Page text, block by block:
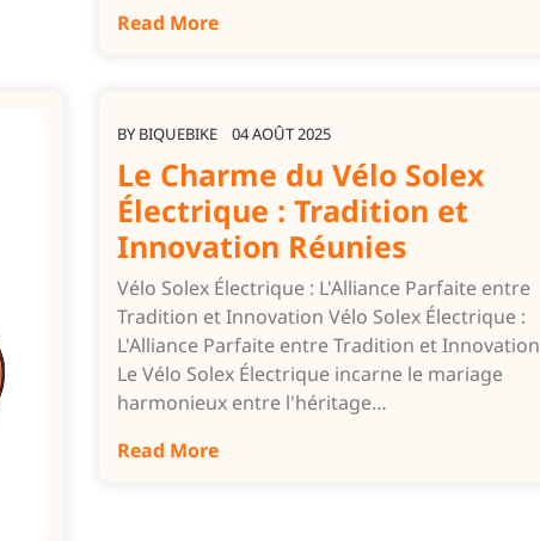
Read More
BY BIQUEBIKE 04 AOÛT 2025
Le Charme du Vélo Solex
Électrique : Tradition et
Innovation Réunies
Vélo Solex Électrique : L'Alliance Parfaite entre
Tradition et Innovation Vélo Solex Électrique :
L'Alliance Parfaite entre Tradition et Innovation
Le Vélo Solex Électrique incarne le mariage
harmonieux entre l'héritage…
Read More